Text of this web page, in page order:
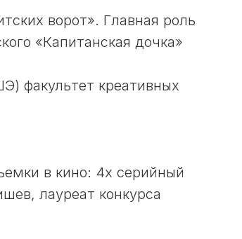
ворот». Главная роль
«Капитанская дочка»
факультет креативных
в кино: 4х серийный
лауреат конкурса